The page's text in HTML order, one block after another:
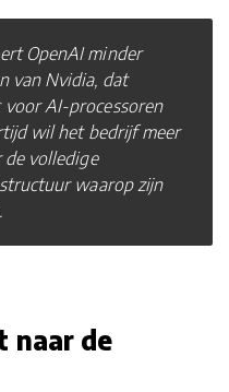
OpenAI minder
van Nvidia, dat
AI-processoren
wil het bedrijf meer
volledige
waarop zijn
naar de